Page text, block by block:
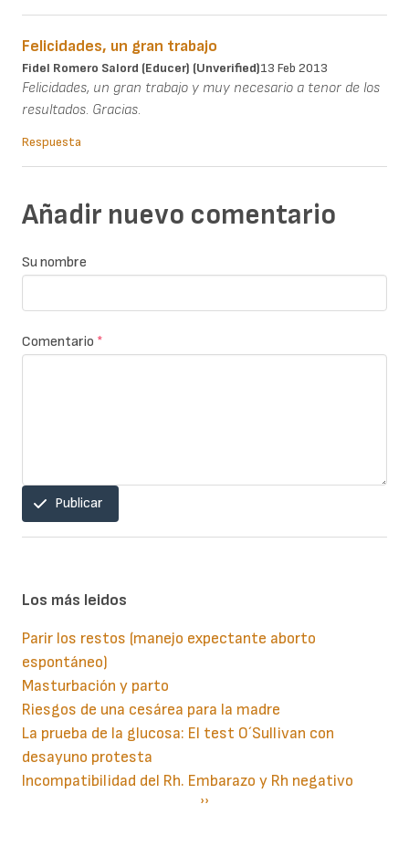
Felicidades, un gran trabajo
Fidel Romero Salord (Educer) (unverified)13 Feb 2013
Felicidades, un gran trabajo y muy necesario a tenor de los
resultados. Gracias.
Respuesta
Añadir nuevo comentario
Su nombre
Comentario *
Publicar
Los más leidos
Parir los restos (manejo expectante aborto
espontáneo)
Masturbación y parto
Riesgos de una cesárea para la madre
La prueba de la glucosa: El test O´Sullivan con
desayuno protesta
Incompatibilidad del Rh. Embarazo y Rh negativo
Siguiente
››